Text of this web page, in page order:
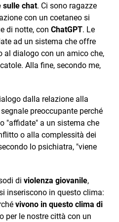
sulle chat. Ci sono ragazze
con un coetaneo si
di notte, con ChatGPT. Le
ad un sistema che offre
al dialogo con un amico che,
Alla fine, secondo me,
dalla relazione alla
preoccupante perché
"affidate" a un sistema che
o alla complessità dei
lo psichiatra, "viene
di violenza giovanile,
inseriscono in questo clima:
vivono in questo clima di
per le nostre città con un